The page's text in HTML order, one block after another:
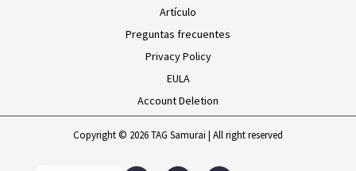
Artículo
Preguntas frecuentes
Privacy Policy
EULA
Account Deletion
Copyright © 2026 TAG Samurai | All right reserved
FR